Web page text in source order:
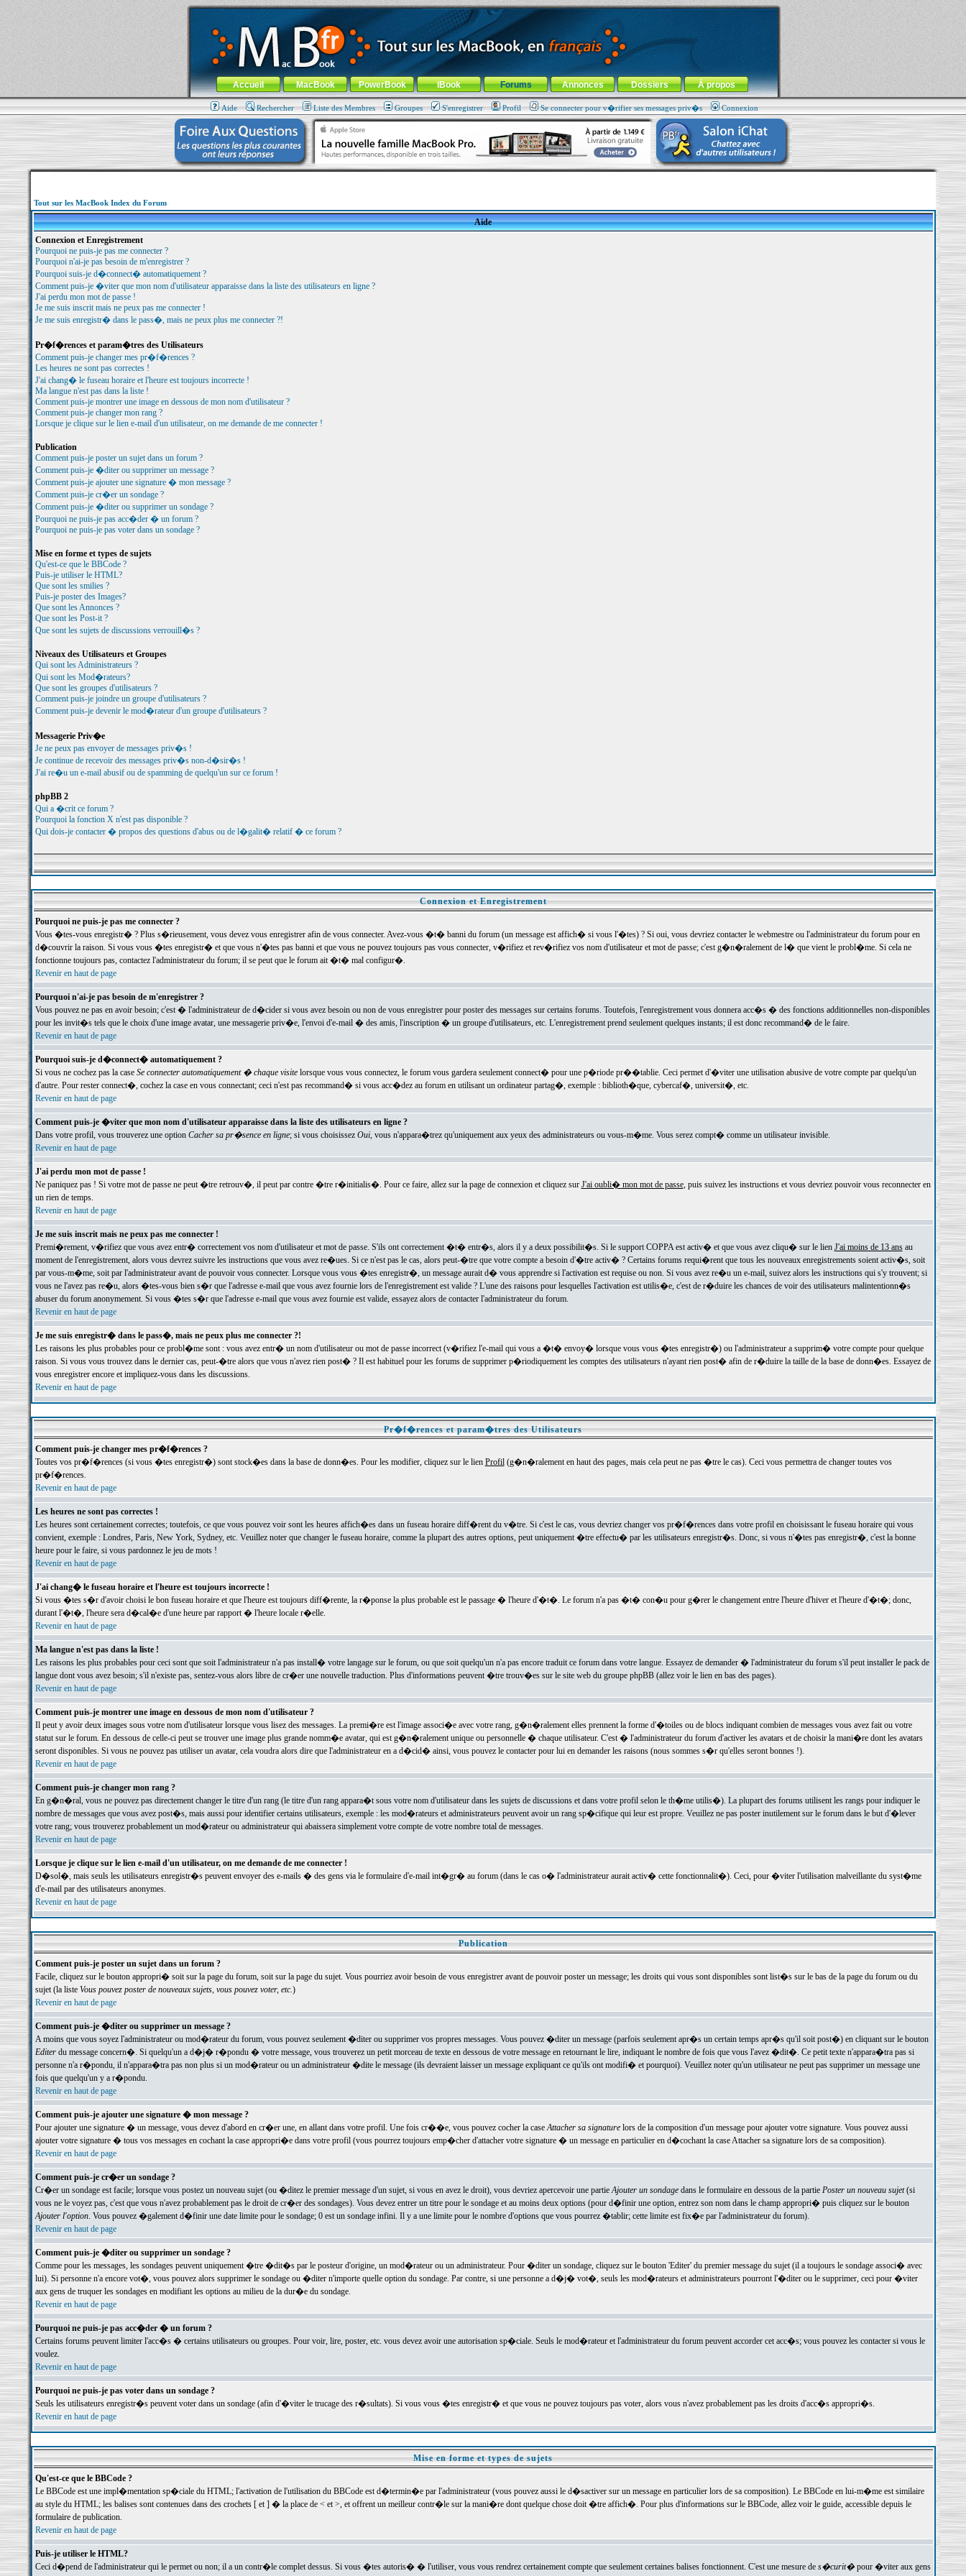
MacBook-fr.com : 100% Apple... 100% nomade !
Aller au contenu-Aller au menu général-Aller au menu de la rubrique
Menu général
Accueil MacBook PowerBook iBook Forums Annonces Dossiers À propos
Aide Rechercher Liste des Membres Groupes S'enregistrer Profil Se connecter pour v�rifier ses messages priv�s Connexion
Tout sur les MacBook Index du Forum
Aide
Connexion et Enregistrement
Pourquoi ne puis-je pas me connecter ?
Pourquoi n'ai-je pas besoin de m'enregistrer ?
Pourquoi suis-je d�connect� automatiquement ?
Comment puis-je �viter que mon nom d'utilisateur apparaisse dans la liste des utilisateurs en ligne ?
J'ai perdu mon mot de passe !
Je me suis inscrit mais ne peux pas me connecter !
Je me suis enregistr� dans le pass�, mais ne peux plus me connecter ?!
Pr�f�rences et param�tres des Utilisateurs
Comment puis-je changer mes pr�f�rences ?
Les heures ne sont pas correctes !
J'ai chang� le fuseau horaire et l'heure est toujours incorrecte !
Ma langue n'est pas dans la liste !
Comment puis-je montrer une image en dessous de mon nom d'utilisateur ?
Comment puis-je changer mon rang ?
Lorsque je clique sur le lien e-mail d'un utilisateur, on me demande de me connecter !
Publication
Comment puis-je poster un sujet dans un forum ?
Comment puis-je �diter ou supprimer un message ?
Comment puis-je ajouter une signature � mon message ?
Comment puis-je cr�er un sondage ?
Comment puis-je �diter ou supprimer un sondage ?
Pourquoi ne puis-je pas acc�der � un forum ?
Pourquoi ne puis-je pas voter dans un sondage ?
Mise en forme et types de sujets
Qu'est-ce que le BBCode ?
Puis-je utiliser le HTML?
Que sont les smilies ?
Puis-je poster des Images?
Que sont les Annonces ?
Que sont les Post-it ?
Que sont les sujets de discussions verrouill�s ?
Niveaux des Utilisateurs et Groupes
Qui sont les Administrateurs ?
Qui sont les Mod�rateurs?
Que sont les groupes d'utilisateurs ?
Comment puis-je joindre un groupe d'utilisateurs ?
Comment puis-je devenir le mod�rateur d'un groupe d'utilisateurs ?
Messagerie Priv�e
Je ne peux pas envoyer de messages priv�s !
Je continue de recevoir des messages priv�s non-d�sir�s !
J'ai re�u un e-mail abusif ou de spamming de quelqu'un sur ce forum !
phpBB 2
Qui a �crit ce forum ?
Pourquoi la fonction X n'est pas disponible ?
Qui dois-je contacter � propos des questions d'abus ou de l�galit� relatif � ce forum ?
Connexion et Enregistrement
Pourquoi ne puis-je pas me connecter ?
Vous �tes-vous enregistr� ? Plus s�rieusement, vous devez vous enregistrer afin de vous connecter. Avez-vous �t� banni du forum (un message est affich� si vous l'�tes) ? Si oui, vous devriez contacter le webmestre ou l'administrateur du forum pour en
d�couvrir la raison. Si vous vous �tes enregistr� et que vous n'�tes pas banni et que vous ne pouvez toujours pas vous connecter, v�rifiez et rev�rifiez vos nom d'utilisateur et mot de passe; c'est g�n�ralement de l� que vient le probl�me. Si cela ne
fonctionne toujours pas, contactez l'administrateur du forum; il se peut que le forum ait �t� mal configur�.
Revenir en haut de page
Pourquoi n'ai-je pas besoin de m'enregistrer ?
Vous pouvez ne pas en avoir besoin; c'est � l'administrateur de d�cider si vous avez besoin ou non de vous enregistrer pour poster des messages sur certains forums. Toutefois, l'enregistrement vous donnera acc�s � des fonctions additionnelles non-disponibles
pour les invit�s tels que le choix d'une image avatar, une messagerie priv�e, l'envoi d'e-mail � des amis, l'inscription � un groupe d'utilisateurs, etc. L'enregistrement prend seulement quelques instants; il est donc recommand� de le faire.
Revenir en haut de page
Pourquoi suis-je d�connect� automatiquement ?
Si vous ne cochez pas la case Se connecter automatiquement � chaque visitelorsque vous vous connectez, le forum vous gardera seulement connect� pour une p�riode pr��tablie. Ceci permet d'�viter une utilisation abusive de votre compte par quelqu'un
d'autre. Pour rester connect�, cochez la case en vous connectant; ceci n'est pas recommand� si vous acc�dez au forum en utilisant un ordinateur partag�, exemple : biblioth�que, cybercaf�, universit�, etc.
Revenir en haut de page
Comment puis-je �viter que mon nom d'utilisateur apparaisse dans la liste des utilisateurs en ligne ?
Dans votre profil, vous trouverez une option Cacher sa pr�sence en ligne; si vous choisissez Oui, vous n'appara�trez qu'uniquement aux yeux des administrateurs ou vous-m�me. Vous serez compt� comme un utilisateur invisible.
Revenir en haut de page
J'ai perdu mon mot de passe !
Ne paniquez pas ! Si votre mot de passe ne peut �tre retrouv�, il peut par contre �tre r�initialis�. Pour ce faire, allez sur la page de connexion et cliquez sur J'ai oubli� mon mot de passe, puis suivez les instructions et vous devriez pouvoir vous reconnecter en
un rien de temps.
Revenir en haut de page
Je me suis inscrit mais ne peux pas me connecter !
Premi�rement, v�rifiez que vous avez entr� correctement vos nom d'utilisateur et mot de passe. S'ils ont correctement �t� entr�s, alors il y a deux possibilit�s. Si le support COPPA est activ� et que vous avez cliqu� sur le lien J'ai moins de 13 ansau
moment de l'enregistrement, alors vous devrez suivre les instructions que vous avez re�ues. Si ce n'est pas le cas, alors peut-�tre que votre compte a besoin d'�tre activ� ? Certains forums requi�rent que tous les nouveaux enregistrements soient activ�s, soit
par vous-m�me, soit par l'administrateur avant de pouvoir vous connecter. Lorsque vous vous �tes enregistr�, un message aurait d� vous apprendre si l'activation est requise ou non. Si vous avez re�u un e-mail, suivez alors les instructions qui s'y trouvent; si
vous ne l'avez pas re�u, alors �tes-vous bien s�r que l'adresse e-mail que vous avez fournie lors de l'enregistrement est valide ? L'une des raisons pour lesquelles l'activation est utilis�e, c'est de r�duire les chances de voir des utilisateurs malintentionn�s
abuser du forum anonymement. Si vous �tes s�r que l'adresse e-mail que vous avez fournie est valide, essayez alors de contacter l'administrateur du forum.
Revenir en haut de page
Je me suis enregistr� dans le pass�, mais ne peux plus me connecter ?!
Les raisons les plus probables pour ce probl�me sont : vous avez entr� un nom d'utilisateur ou mot de passe incorrect (v�rifiez l'e-mail qui vous a �t� envoy� lorsque vous vous �tes enregistr�) ou l'administrateur a supprim� votre compte pour quelque
raison. Si vous vous trouvez dans le dernier cas, peut-�tre alors que vous n'avez rien post� ? Il est habituel pour les forums de supprimer p�riodiquement les comptes des utilisateurs n'ayant rien post� afin de r�duire la taille de la base de donn�es. Essayez de
vous enregistrer encore et impliquez-vous dans les discussions.
Revenir en haut de page
Pr�f�rences et param�tres des Utilisateurs
Comment puis-je changer mes pr�f�rences ?
Toutes vos pr�f�rences (si vous �tes enregistr�) sont stock�es dans la base de donn�es. Pour les modifier, cliquez sur le lien Profil(g�n�ralement en haut des pages, mais cela peut ne pas �tre le cas). Ceci vous permettra de changer toutes vos
pr�f�rences.
Revenir en haut de page
Les heures ne sont pas correctes !
Les heures sont certainement correctes; toutefois, ce que vous pouvez voir sont les heures affich�es dans un fuseau horaire diff�rent du v�tre. Si c'est le cas, vous devriez changer vos pr�f�rences dans votre profil en choisissant le fuseau horaire qui vous
convient, exemple : Londres, Paris, New York, Sydney, etc. Veuillez noter que changer le fuseau horaire, comme la plupart des autres options, peut uniquement �tre effectu� par les utilisateurs enregistr�s. Donc, si vous n'�tes pas enregistr�, c'est la bonne
heure pour le faire, si vous pardonnez le jeu de mots !
Revenir en haut de page
J'ai chang� le fuseau horaire et l'heure est toujours incorrecte !
Si vous �tes s�r d'avoir choisi le bon fuseau horaire et que l'heure est toujours diff�rente, la r�ponse la plus probable est le passage � l'heure d'�t�. Le forum n'a pas �t� con�u pour g�rer le changement entre l'heure d'hiver et l'heure d'�t�; donc,
durant l'�t�, l'heure sera d�cal�e d'une heure par rapport � l'heure locale r�elle.
Revenir en haut de page
Ma langue n'est pas dans la liste !
Les raisons les plus probables pour ceci sont que soit l'administrateur n'a pas install� votre langage sur le forum, ou que soit quelqu'un n'a pas encore traduit ce forum dans votre langue. Essayez de demander � l'administrateur du forum s'il peut installer le pack de
langue dont vous avez besoin; s'il n'existe pas, sentez-vous alors libre de cr�er une nouvelle traduction. Plus d'informations peuvent �tre trouv�es sur le site web du groupe phpBB (allez voir le lien en bas des pages).
Revenir en haut de page
Comment puis-je montrer une image en dessous de mon nom d'utilisateur ?
Il peut y avoir deux images sous votre nom d'utilisateur lorsque vous lisez des messages. La premi�re est l'image associ�e avec votre rang, g�n�ralement elles prennent la forme d'�toiles ou de blocs indiquant combien de messages vous avez fait ou votre
statut sur le forum. En dessous de celle-ci peut se trouver une image plus grande nomm�e avatar, qui est g�n�ralement unique ou personnelle � chaque utilisateur. C'est � l'administrateur du forum d'activer les avatars et de choisir la mani�re dont les avatars
seront disponibles. Si vous ne pouvez pas utiliser un avatar, cela voudra alors dire que l'administrateur en a d�cid� ainsi, vous pouvez le contacter pour lui en demander les raisons (nous sommes s�r qu'elles seront bonnes !).
Revenir en haut de page
Comment puis-je changer mon rang ?
En g�n�ral, vous ne pouvez pas directement changer le titre d'un rang (le titre d'un rang appara�t sous votre nom d'utilisateur dans les sujets de discussions et dans votre profil selon le th�me utilis�). La plupart des forums utilisent les rangs pour indiquer le
nombre de messages que vous avez post�s, mais aussi pour identifier certains utilisateurs, exemple : les mod�rateurs et administrateurs peuvent avoir un rang sp�cifique qui leur est propre. Veuillez ne pas poster inutilement sur le forum dans le but d'�lever
votre rang; vous trouverez probablement un mod�rateur ou administrateur qui abaissera simplement votre compte de votre nombre total de messages.
Revenir en haut de page
Lorsque je clique sur le lien e-mail d'un utilisateur, on me demande de me connecter !
D�sol�, mais seuls les utilisateurs enregistr�s peuvent envoyer des e-mails � des gens via le formulaire d'e-mail int�gr� au forum (dans le cas o� l'administrateur aurait activ� cette fonctionnalit�). Ceci, pour �viter l'utilisation malveillante du syst�me
d'e-mail par des utilisateurs anonymes.
Revenir en haut de page
Publication
Comment puis-je poster un sujet dans un forum ?
Facile, cliquez sur le bouton appropri� soit sur la page du forum, soit sur la page du sujet. Vous pourriez avoir besoin de vous enregistrer avant de pouvoir poster un message; les droits qui vous sont disponibles sont list�s sur le bas de la page du forum ou du
sujet (la liste Vous pouvez poster de nouveaux sujets, vous pouvez voter, etc.)
Revenir en haut de page
Comment puis-je �diter ou supprimer un message ?
A moins que vous soyez l'administrateur ou mod�rateur du forum, vous pouvez seulement �diter ou supprimer vos propres messages. Vous pouvez �diter un message (parfois seulement apr�s un certain temps apr�s qu'il soit post�) en cliquant sur le bouton
Editerdu message concern�. Si quelqu'un a d�j� r�pondu � votre message, vous trouverez un petit morceau de texte en dessous de votre message en retournant le lire, indiquant le nombre de fois que vous l'avez �dit�. Ce petit texte n'appara�tra pas si
personne n'a r�pondu, il n'appara�tra pas non plus si un mod�rateur ou un administrateur �dite le message (ils devraient laisser un message expliquant ce qu'ils ont modifi� et pourquoi). Veuillez noter qu'un utilisateur ne peut pas supprimer un message une
fois que quelqu'un y a r�pondu.
Revenir en haut de page
Comment puis-je ajouter une signature � mon message ?
Pour ajouter une signature � un message, vous devez d'abord en cr�er une, en allant dans votre profil. Une fois cr��e, vous pouvez cocher la caseAttacher sa signaturelors de la composition d'un message pour ajouter votre signature. Vous pouvez aussi
ajouter votre signature � tous vos messages en cochant la case appropri�e dans votre profil (vous pourrez toujours emp�cher d'attacher votre signature � un message en particulier en d�cochant la case Attacher sa signature lors de sa composition).
Revenir en haut de page
Comment puis-je cr�er un sondage ?
Cr�er un sondage est facile; lorsque vous postez un nouveau sujet (ou �ditez le premier message d'un sujet, si vous en avez le droit), vous devriez apercevoir une partieAjouter un sondagedans le formulaire en dessous de la partie Poster un nouveau sujet(si
vous ne le voyez pas, c'est que vous n'avez probablement pas le droit de cr�er des sondages). Vous devez entrer un titre pour le sondage et au moins deux options (pour d�finir une option, entrez son nom dans le champ appropri� puis cliquez sur le bouton
Ajouter l'option. Vous pouvez �galement d�finir une date limite pour le sondage; 0 est un sondage infini. Il y a une limite pour le nombre d'options que vous pourrez �tablir; cette limite est fix�e par l'administrateur du forum).
Revenir en haut de page
Comment puis-je �diter ou supprimer un sondage ?
Comme pour les messages, les sondages peuvent uniquement �tre �dit�s par le posteur d'origine, un mod�rateur ou un administrateur. Pour �diter un sondage, cliquez sur le bouton 'Editer' du premier message du sujet (il a toujours le sondage associ� avec
lui). Si personne n'a encore vot�, vous pouvez alors supprimer le sondage ou �diter n'importe quelle option du sondage. Par contre, si une personne a d�j� vot�, seuls les mod�rateurs et administrateurs pourront l'�diter ou le supprimer, ceci pour �viter
aux gens de truquer les sondages en modifiant les options au milieu de la dur�e du sondage.
Revenir en haut de page
Pourquoi ne puis-je pas acc�der � un forum ?
Certains forums peuvent limiter l'acc�s � certains utilisateurs ou groupes. Pour voir, lire, poster, etc. vous devez avoir une autorisation sp�ciale. Seuls le mod�rateur et l'administrateur du forum peuvent accorder cet acc�s; vous pouvez les contacter si vous le
voulez.
Revenir en haut de page
Pourquoi ne puis-je pas voter dans un sondage ?
Seuls les utilisateurs enregistr�s peuvent voter dans un sondage (afin d'�viter le trucage des r�sultats). Si vous vous �tes enregistr� et que vous ne pouvez toujours pas voter, alors vous n'avez probablement pas les droits d'acc�s appropri�s.
Revenir en haut de page
Mise en forme et types de sujets
Qu'est-ce que le BBCode ?
Le BBCode est une impl�mentation sp�ciale du HTML; l'activation de l'utilisation du BBCode est d�termin�e par l'administrateur (vous pouvez aussi le d�sactiver sur un message en particulier lors de sa composition). Le BBCode en lui-m�me est similaire
au style du HTML; les balises sont contenues dans des crochets [ et ] � la place de < et >, et offrent un meilleur contr�le sur la mani�re dont quelque chose doit �tre affich�. Pour plus d'informations sur le BBCode, allez voir le guide, accessible depuis le
formulaire de publication.
Revenir en haut de page
Puis-je utiliser le HTML?
Ceci d�pend de l'administrateur qui le permet ou non; il a un contr�le complet dessus. Si vous �tes autoris� � l'utiliser, vous vous rendrez certainement compte que seulement certaines balises fonctionnent. C'est une mesure de s�curit�pour �viter aux gens